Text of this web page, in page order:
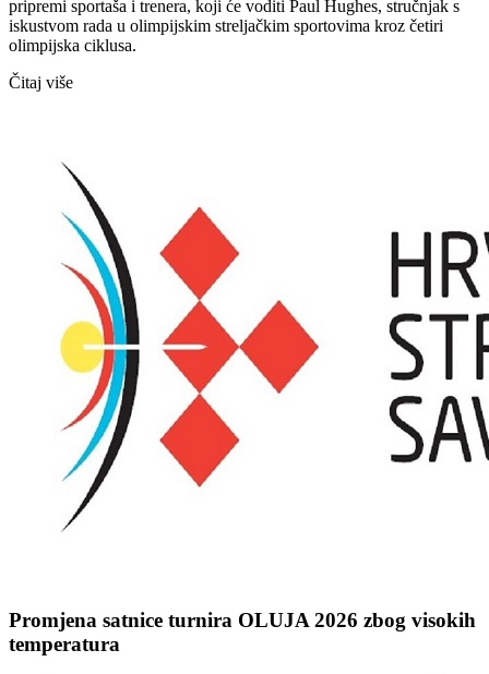
pripremi sportaša i trenera, koji će voditi Paul Hughes, stručnjak s
iskustvom rada u olimpijskim streljačkim sportovima kroz četiri
olimpijska ciklusa.
Čitaj više
Promjena satnice turnira OLUJA 2026 zbog visokih
temperatura